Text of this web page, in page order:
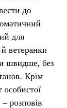
до
для
ветеранки
швидше, без
Крім
особистої
– розповів